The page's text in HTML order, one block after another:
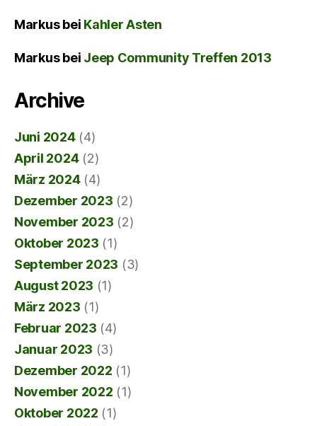
Markusbei Kahler Asten
Markusbei Jeep Community Treffen 2013
Archive
Juni 2024(4)
April 2024(2)
März 2024(4)
Dezember 2023 (2)
November 2023 (2)
Oktober 2023 (1)
September 2023 (3)
August 2023 (1)
März 2023 (1)
Februar 2023 (4)
Januar 2023 (3)
Dezember 2022 (1)
November 2022 (1)
Oktober 2022 (1)